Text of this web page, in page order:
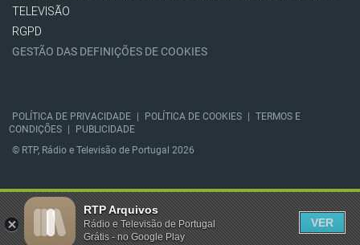
TELEVISÃO
RGPD
GESTÃO DAS DEFINIÇÕES DE COOKIES
POLÍTICA DE PRIVACIDADE POLÍTICA DE COOKIES
TERMOS E
CONDIÇÕES
PUBLICIDADE
© RTP, Rádio e Televisão de Portugal 2026
RTP Arquivos
Rádio e Televisão de Portugal
Grátis - no Google Play
VER